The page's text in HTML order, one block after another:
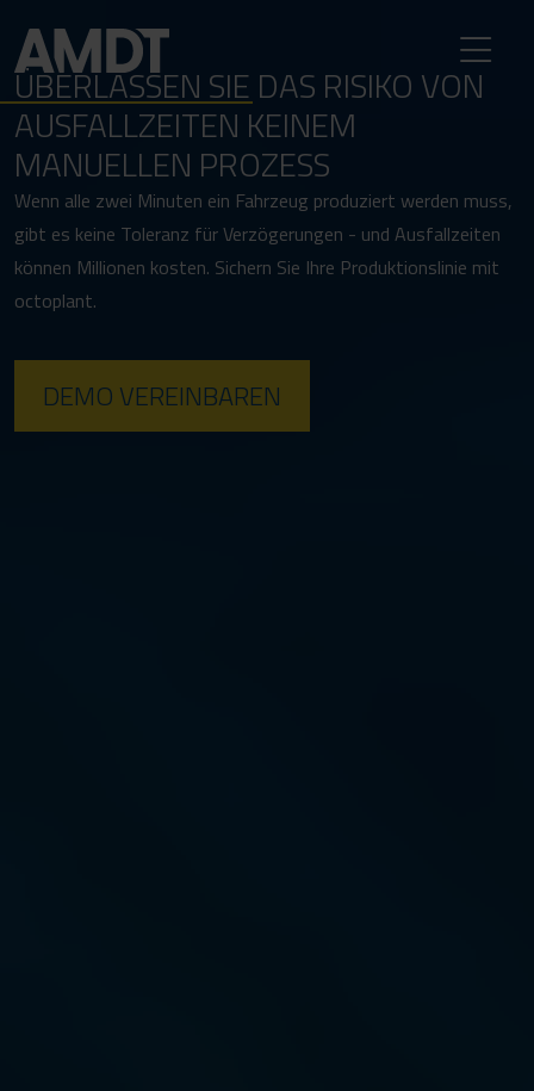
ÜBERLASSEN SIE DAS RISIKO VON
AUSFALLZEITEN KEINEM
MANUELLEN PROZESS
Wenn alle zwei Minuten ein Fahrzeug produziert werden muss,
gibt es keine Toleranz für Verzögerungen - und Ausfallzeiten
können Millionen kosten. Sichern Sie Ihre Produktionslinie mit
octoplant.
DEMO VEREINBAREN